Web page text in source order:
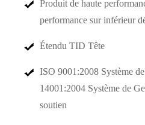
Produit de haute
performance sur inférieur
Étendu TID Tête
ISO 9001:2008 Système
14001:2004 Système de
soutien